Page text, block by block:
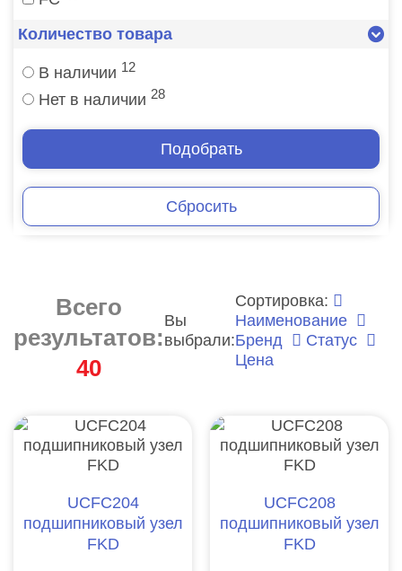
Количество товара
В наличии 12
Нет в наличии 28
Подобрать
Сбросить
Всего
результатов:
40
Вы
выбрали:
Сортировка:
Наименование
Бренд
Статус
Цена
UCFC204
подшипниковый узел
FKD
UCFC208
подшипниковый узел
FKD